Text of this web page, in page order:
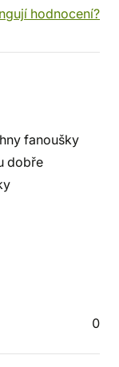
hodnocení?
fanoušky
dobře
0